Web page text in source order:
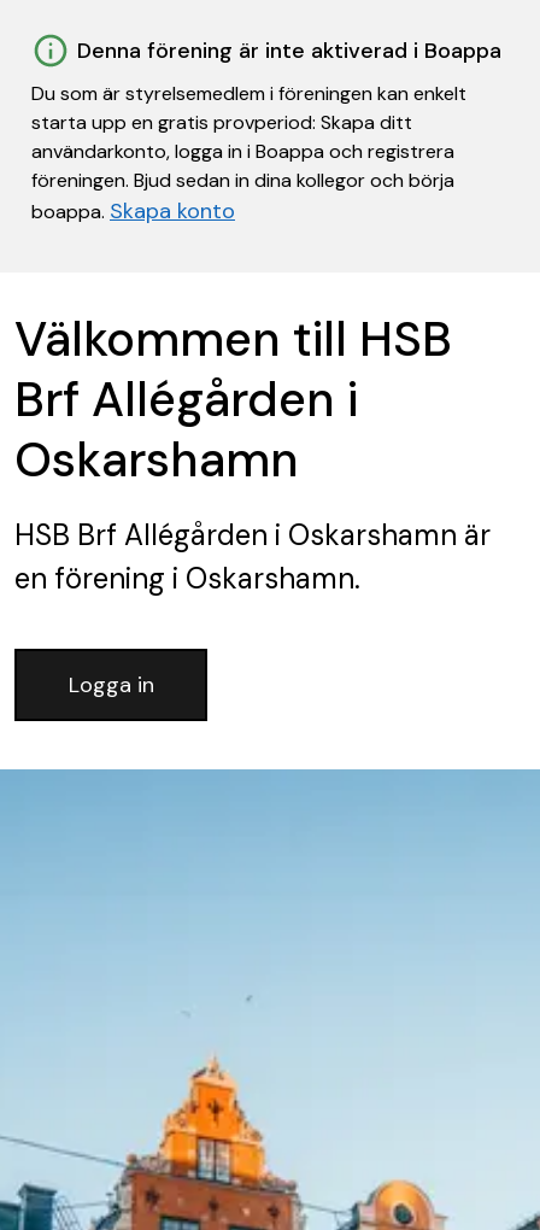
Denna förening är inte aktiverad i Boappa
Du som är styrelsemedlem i föreningen kan enkelt
starta upp en gratis provperiod: Skapa ditt
användarkonto, logga in i Boappa och registrera
föreningen. Bjud sedan in dina kollegor och börja
boappa. Skapa konto
Välkommen till HSB
Brf Allégården i
Oskarshamn
HSB Brf Allégården i Oskarshamn är
en förening i Oskarshamn.
Logga in